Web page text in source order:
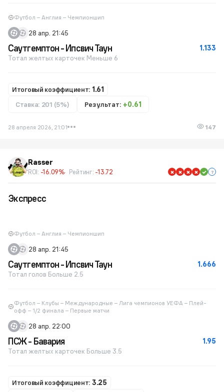
Футбол – Англия – Чемпионшип
28 апр. 21:45
1.133
Саутгемптон - Ипсвич Таун
Тотал желтых карточек Меньше 6
Итоговый коэффициент: 1.61
Ставка: 201 (5%)
Результат: +0.61
28 апреля 2026, 21:01 147
Rasser
ROI: -16.09% Рейтинг: -13.72
Экспресс
Футбол – Англия – Чемпионшип
28 апр. 21:45
1.666
Саутгемптон - Ипсвич Таун
Тотал голов Больше 2.5
Футбол – Клубы – Международные – Лига чемпионов УЕФА – Плей-
офф – 1/2 финала – Первые матчи
28 апр. 22:00
1.95
ПСЖ - Бавария
Тотал желтых карточек Больше 3.5
Итоговый коэффициент: 3.25